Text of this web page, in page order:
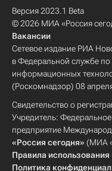
Версия 2023.1 Beta
© 2026 МИА «Россия
Вакансии
Сетевое издание РИА
в Федеральной службе по
информационных
(Роскомнадзор) 08
Свидетельство о
Учредитель:
предприятие
«Россия сегодня» (МИА
Правила
Политика